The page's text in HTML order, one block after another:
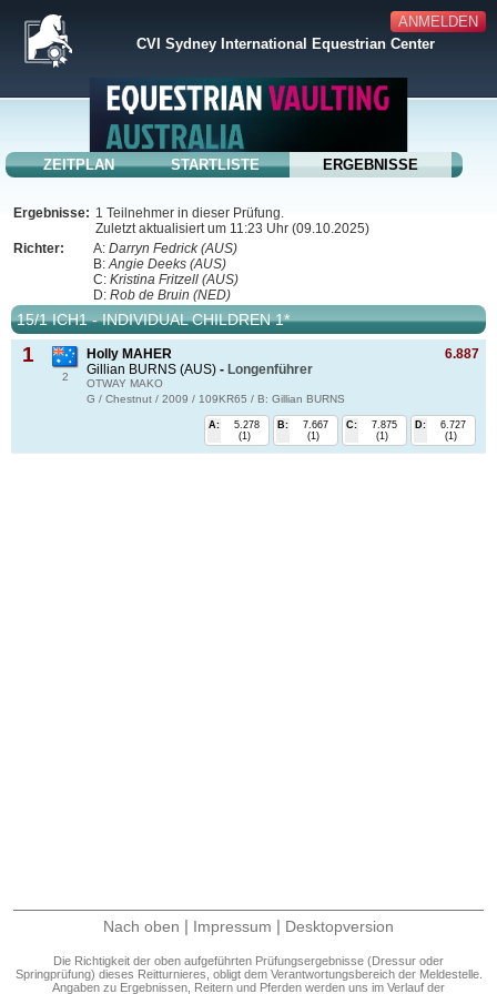
ANMELDEN
CVI Sydney International Equestrian Center
ZEITPLAN STARTLISTE ERGEBNISSE
Ergebnisse: 1 Teilnehmer in dieser Prüfung.
Zuletzt aktualisiert um 11:23 Uhr (09.10.2025)
Richter:
A: Darryn Fedrick (AUS)
B: Angie Deeks (AUS)
C: Kristina Fritzell (AUS)
D: Rob de Bruin (NED)
15/1 ICH1 - INDIVIDUAL CHILDREN 1*
1
2
6.887
Holly MAHER
Gillian BURNS (AUS) - Longenführer
OTWAY MAKO
G / Chestnut / 2009 / 109KR65 / B: Gillian BURNS
D:
6.727
(1)
C:
7.875
(1)
B:
7.667
(1)
A:
5.278
(1)
Nach oben | Impressum | Desktopversion
Die Richtigkeit der oben aufgeführten Prüfungsergebnisse (Dressur oder
Springprüfung) dieses Reitturnieres, obligt dem Verantwortungsbereich der Meldestelle.
Angaben zu Ergebnissen, Reitern und Pferden werden uns im Verlauf der